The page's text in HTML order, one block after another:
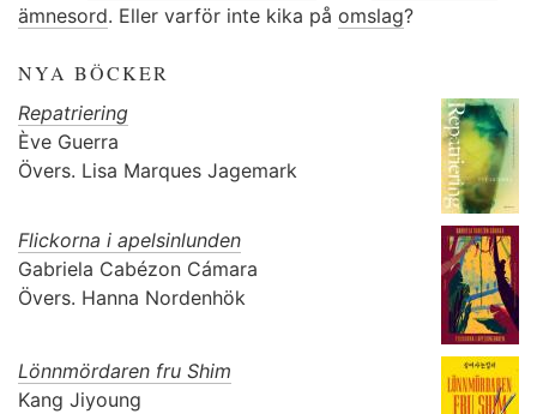
ämnesord. Eller varför inte kika på omslag?
NYA BÖCKER
Repatriering
Ève Guerra
Övers. Lisa Marques Jagemark
Flickorna i apelsinlunden
Gabriela Cabézon Cámara
Övers. Hanna Nordenhök
Lönnmördaren fru Shim
Kang Jiyoung